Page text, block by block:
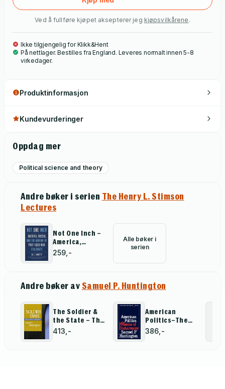
Ved å fullføre kjøpet aksepterer jeg kjøpsvilkårene .
Ikke tilgjengelig for Klikk&Hent
På nettlager. Bestilles fra England. Leveres normalt innen 5-8
virkedager.
Produktinformasjon
Kundevurderinger
Oppdag mer
Political science and theory
Andre bøker i serien The Henry L. Stimson
Lectures
Not One Inch –
America,
Russia, and the
Making of
259,-
Alle bøker i
serien
Andre bøker avSamuel P. Huntington
The Soldier &
the State – The
Theory &
Politics
413,-
American
Politics–The
Promise of
Disharmony
386,-